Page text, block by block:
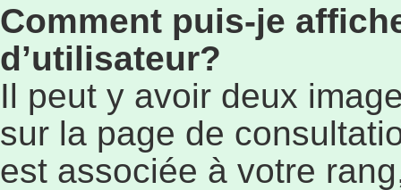
Comment puis-je
d’utilisateur?
Il peut y avoir deux
sur la page de
est associée à votre